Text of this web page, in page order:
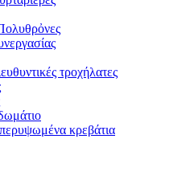
τροχήλατες
κρεβάτια